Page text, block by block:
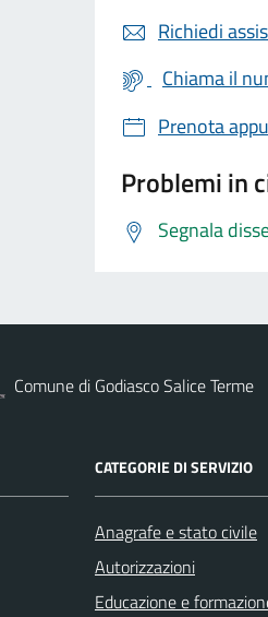
Richiedi
Chiama il
Prenota
Problemi in
Segnala
Comune di Godiasco Salice Terme
CATEGORIE DI SERVIZIO
Anagrafe e stato civile
Autorizzazioni
Educazione e